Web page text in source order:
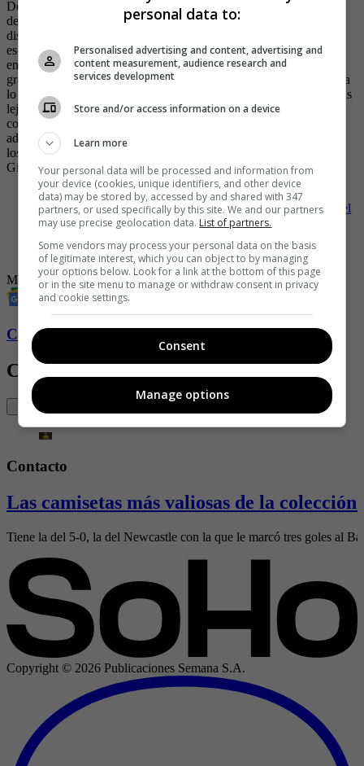
Definitivamente. Estoy muy orgullosa de Boys & Girls, pero sabía
desde el principio que el objetivo del segundo disco era hacer algo
distinto. Hemos crecido mucho desde que grabamos ese álbum, y
eso se ve en Sound & Color. Allí está reflejado lo que éramos
entonces, pero siempre supe que podíamos dar más. Cuando lo
grabamos tuvimos más tiempo y recursos para hacer algo cercano a
lo que queríamos. Nos obligamos a buscar nuevos sonidos, a ir más
lejos de lo que pensábamos que era posible, y creo que hicimos
cosas diferentes en canciones como Gemini y Over my Head. Y
además, con más tiempo en el estudio, pudimos experimentar con
los sonidos. Por eso hay canciones maravillosas, como Miss You,
Gimme all your Love y This Feeling.
-Cosquín Rock 2026 se vivió en streaming y confirmó que el
festival argentino ya es un fenómeno regional
que ha colaborado con Carlos Vives y Goyo
MúsicaFestival de música
Conozca más de Soho aquí
Contenido Relacionado
Contacto
Las camisetas más valiosas de la
Tiene la del 5-0, la del Newcastle con la que le marcó tres goles al
Copyright © 2026 Publicaciones Semana S.A.
personal data to:
Personalised advertising and content, advertising and
content measurement, audience research and
services development
Store and/or access information on a device
Learn more
Your personal data will be processed and information from
your device (cookies, unique identifiers, and other device
data) may be stored by, accessed by and shared with 347
partners, or used specifically by this site. We and our partners
may use precise geolocation data. List of partners.
Some vendors may process your personal data on the basis
of legitimate interest, which you can object to by managing
your options below. Look for a link at the bottom of this page
or in the site menu to manage or withdraw consent in privacy
and cookie settings.
Consent
Manage options